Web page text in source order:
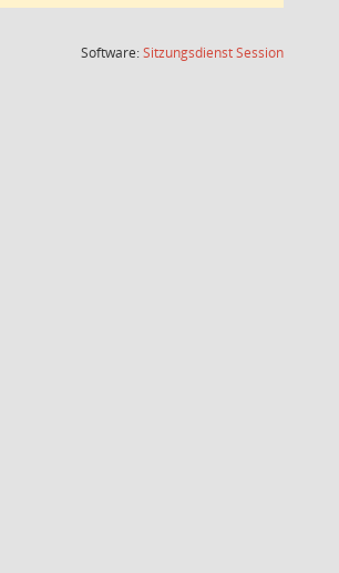
Software:SitzungsdienstSession(Wird in